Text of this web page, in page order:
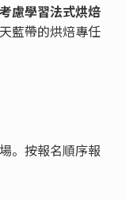
慮學習法式烘焙
藍帶的烘焙專任
。按報名順序報